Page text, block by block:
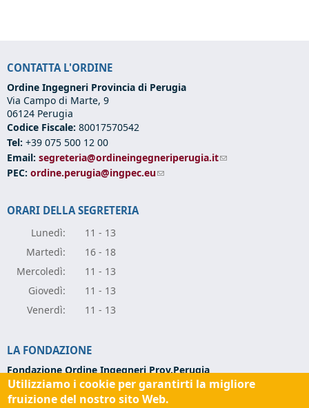
CONTATTA L'ORDINE
Ordine Ingegneri Provincia di Perugia
Via Campo di Marte, 9
06124 Perugia
Codice Fiscale: 80017570542
Tel: +39 075 500 12 00
Email: segreteria@ordineingegneriperugia.it(link sends e-mail)
PEC: ordine.perugia@ingpec.eu(link sends e-mail)
ORARI DELLA SEGRETERIA
Lunedì:
11 - 13
Martedì:
16 - 18
Mercoledì:
11 - 13
Giovedì:
11 - 13
Venerdì: 11 - 13
LA FONDAZIONE
Fondazione Ordine Ingegneri Prov.Perugia
Via Campo di Marte, 9 - 06124 Perugia
Codice Fiscale: 94139270543
Utilizziamo i cookie per garantirti la migliore
fruizione del nostro sito Web.